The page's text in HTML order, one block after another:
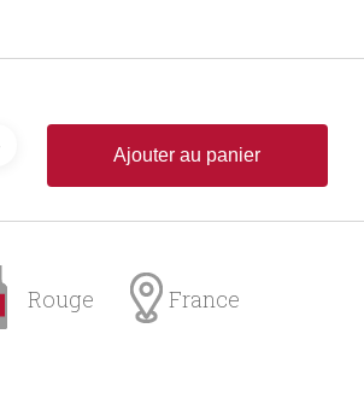
Ajouter au panier
Rouge France